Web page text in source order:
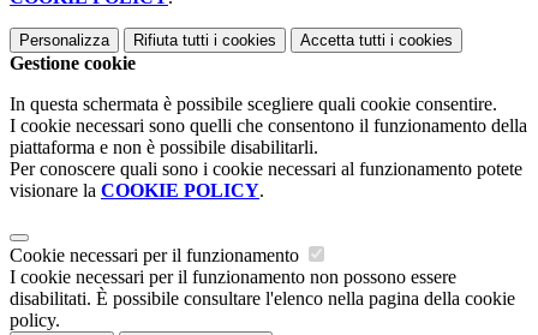
Personalizza Rifiuta tutti i cookies Accetta tutti i cookies
Gestione cookie
In questa schermata è possibile scegliere quali cookie consentire.
I cookie necessari sono quelli che consentono il funzionamento della
piattaforma e non è possibile disabilitarli.
Per conoscere quali sono i cookie necessari al funzionamento potete
visionare la COOKIE POLICY.
Cookie necessari per il funzionamento
I cookie necessari per il funzionamento non possono essere
disabilitati. È possibile consultare l'elenco nella pagina della cookie
policy.